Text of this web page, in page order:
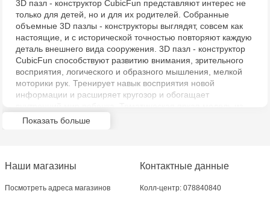
3D пазл - конструктор CubicFun представляют интерес не
только для детей, но и для их родителей. Собранные
объемные 3D пазлы - конструкторы выглядят, совсем как
настоящие, и с исторической точностью повторяют каждую
деталь внешнего вида сооружения. 3D пазл - конструктор
CubicFun способствуют развитию внимания, зрительного
восприятия, логического и образного мышления, мелкой
моторики рук. Тренирует навык восприятия новой
информации и расширяет кругозор и обогащает
качественного безопасного материала идеально и легко
Показать больше
Наши магазины
Посмотреть адреса магазинов
Контактные данные
Колл-центр: 078840840